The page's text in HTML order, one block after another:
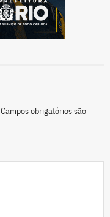
Campos obrigatórios são